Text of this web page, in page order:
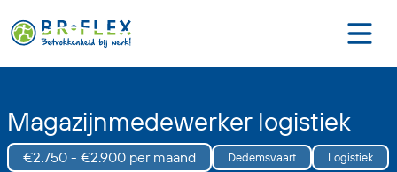
Magazijnmedewerker logistiek
€2.750 - €2.900 per maand Dedemsvaart Logistiek